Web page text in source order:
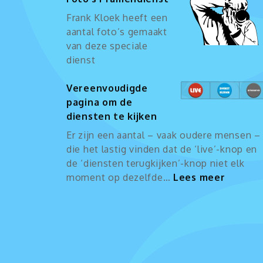
Frank Kloek heeft een
aantal foto’s gemaakt
van deze speciale
dienst
Vereenvoudigde
pagina om de
diensten te kijken
Er zijn een aantal – vaak oudere mensen –
die het lastig vinden dat de ‘live’-knop en
de ‘diensten terugkijken’-knop niet elk
moment op dezelfde… Lees meer